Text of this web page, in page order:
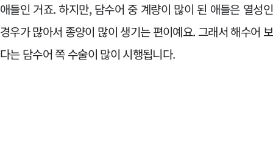
애들인 거죠. 하지만, 담수어 중 계량이 많이 된 애들은 열성인
경우가 많아서 종양이 많이 생기는 편이예요. 그래서 해수어 보
다는 담수어 쪽 수술이 많이 시행됩니다.